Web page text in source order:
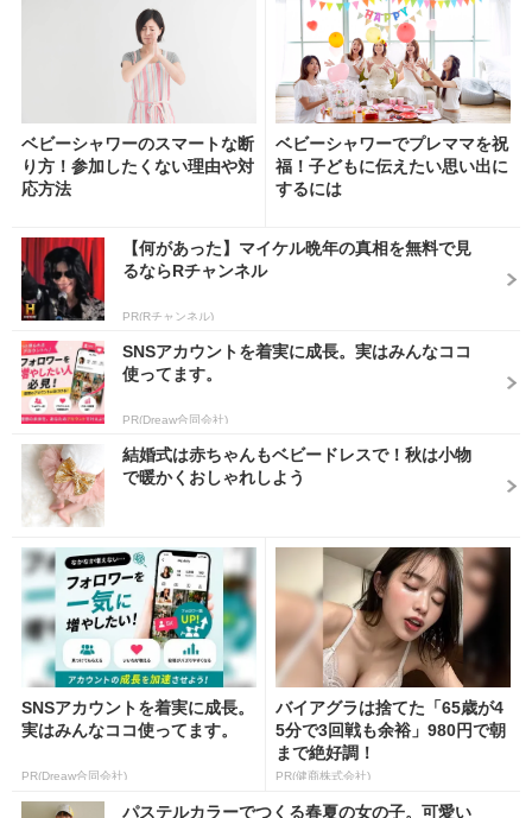
ベビーシャワーのスマートな断
り方！参加したくない理由や対
応方法
ベビーシャワーでプレママを祝
福！子どもに伝えたい思い出に
するには
【何があった】マイケル晩年の真相を無料で見
るならRチャンネル
PR(Rチャンネル)
SNSアカウントを着実に成長。実はみんなココ
使ってます。
PR(Dreaw合同会社)
結婚式は赤ちゃんもベビードレスで！秋は小物
で暖かくおしゃれしよう
SNSアカウントを着実に成長。
実はみんなココ使ってます。
PR(Dreaw合同会社)
バイアグラは捨てた「65歳が4
5分で3回戦も余裕」980円で朝
まで絶好調！
PR(健商株式会社)
パステルカラーでつくる春夏の女の子。可愛い